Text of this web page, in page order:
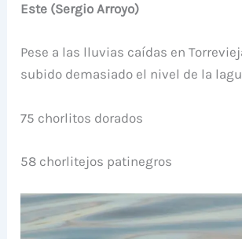
Este (Sergio Arroyo)
Pese a las lluvias caídas en
subido demasiado el nivel de la
75 chorlitos dorados
58 chorlitejos patinegros